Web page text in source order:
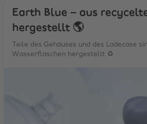
Earth Blue – aus
hergestellt 🌎
Teile des Gehäuses und des Ladecase
Wasserflaschen hergestellt ♻️